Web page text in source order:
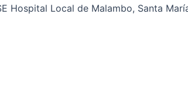
Hospital Local de Malambo, Santa